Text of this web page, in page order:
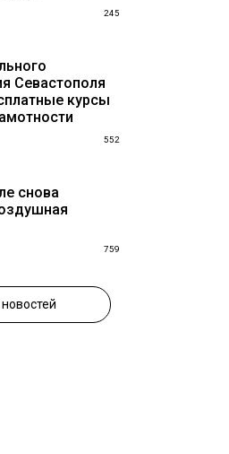
245
Севастополя
курсы
552
снова
759